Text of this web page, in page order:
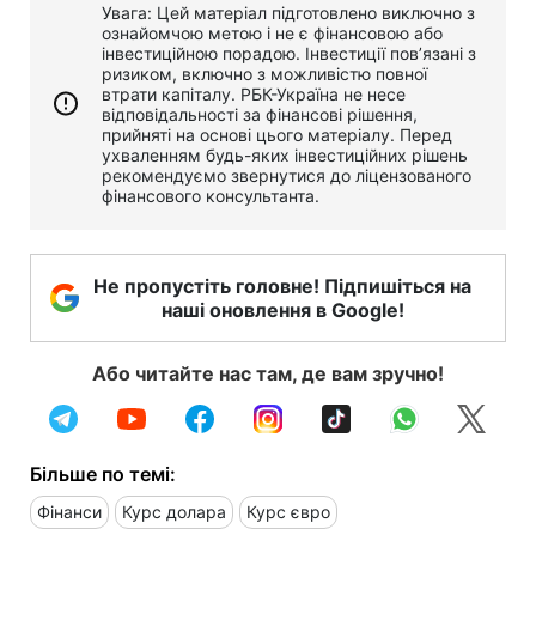
Увага: Цей матеріал підготовлено виключно з
ознайомчою метою і не є фінансовою або
інвестиційною порадою. Інвестиції пов’язані з
ризиком, включно з можливістю повної
втрати капіталу. РБК-Україна не несе
відповідальності за фінансові рішення,
прийняті на основі цього матеріалу. Перед
ухваленням будь-яких інвестиційних рішень
рекомендуємо звернутися до ліцензованого
фінансового консультанта.
Не пропустіть головне! Підпишіться на
наші оновлення в Google!
Або читайте нас там, де вам зручно!
Більше по темі:
Фінанси Курс долара Курс євро